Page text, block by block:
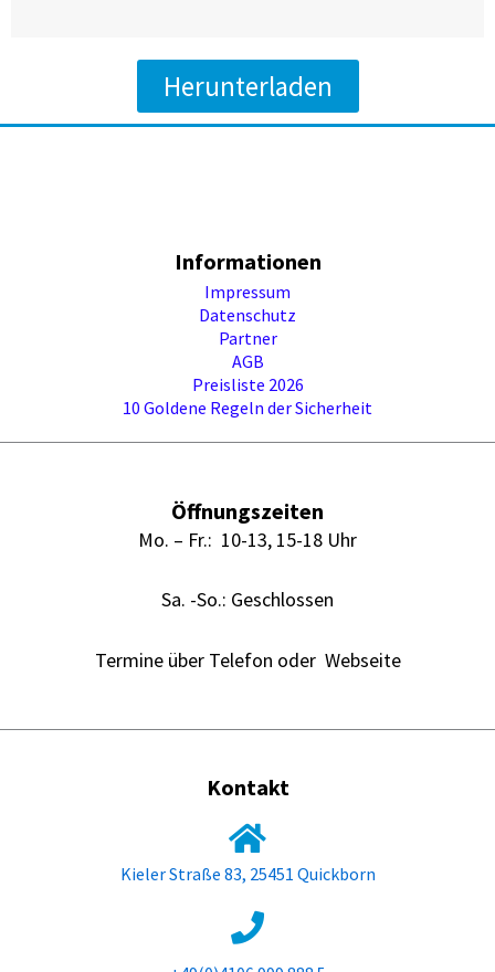
Herunterladen
Informationen
Impressum
Datenschutz
Partner
AGB
Preisliste 2026
10 Goldene Regeln der Sicherheit
Öffnungszeiten
Mo. – Fr.: 10-13, 15-18 Uhr
Sa. -So.: Geschlossen
Termine über Telefon oder Webseite
Kontakt
Kieler Straße 83, 25451 Quickborn